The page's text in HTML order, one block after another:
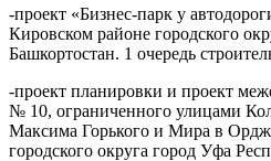
-проект «Бизнес-парк у
Кировском районе городского
Башкортостан. 1 очередь
-проект планировки и проект
№ 10, ограниченного улицами
Максима Горького и Мира в
городского округа город Уфа